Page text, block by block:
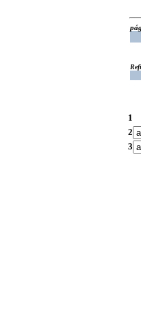
1
2
3